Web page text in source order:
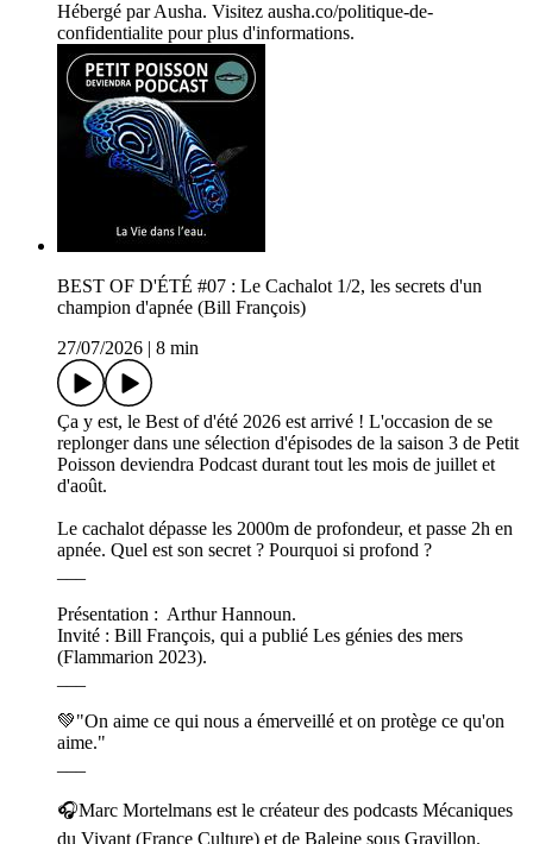
Hébergé par Ausha. Visitez ausha.co/politique-de-
confidentialite pour plus d'informations.
BEST OF D'ÉTÉ #07 : Le Cachalot 1/2, les secrets d'un
champion d'apnée (Bill François)
27/07/2026
8 min
Ça y est, le Best of d'été 2026 est arrivé ! L'occasion de se
replonger dans une sélection d'épisodes de la saison 3 de Petit
Poisson deviendra Podcast durant tout les mois de juillet et
d'août.
Le cachalot dépasse les 2000m de profondeur, et passe 2h en
apnée. Quel est son secret ? Pourquoi si profond ?
Présentation : Arthur Hannoun.
Invité : Bill François, qui a publié Les génies des mers
(Flammarion 2023).
💚"On aime ce qui nous a émerveillé et on protège ce qu'on
aime."
🎧Marc Mortelmans est le créateur des podcasts Mécaniques
du Vivant (France Culture) et de Baleine sous Gravillon.